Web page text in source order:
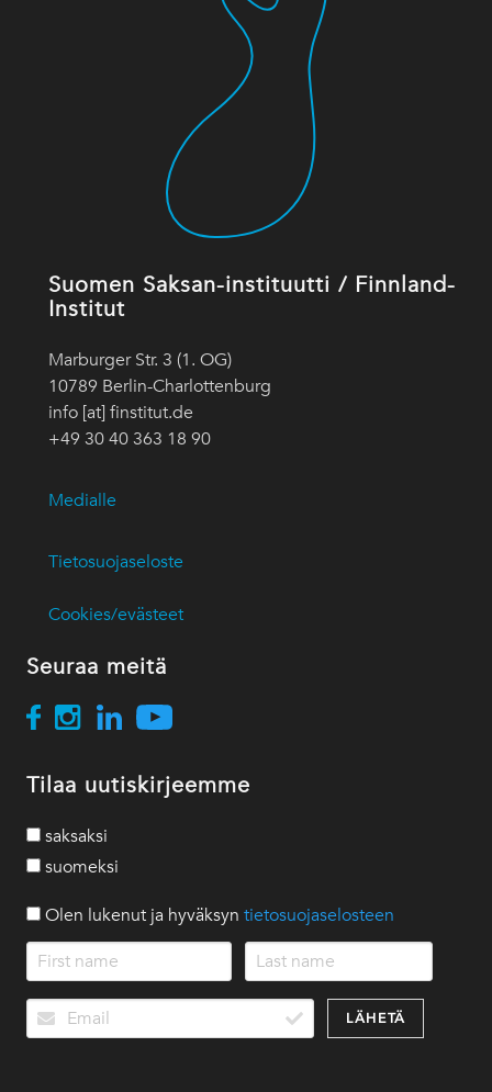
Suomen Saksan-instituutti / Finnland-
Institut
Marburger Str. 3 (1. OG)
10789 Berlin-Charlottenburg
info [at] finstitut.de
+49 30 40 363 18 90
Medialle
Tietosuojaseloste
Cookies/evästeet
Seuraa meitä
Tilaa uutiskirjeemme
saksaksi
suomeksi
Olen lukenut ja hyväksyn tietosuojaselosteen
LÄHETÄ